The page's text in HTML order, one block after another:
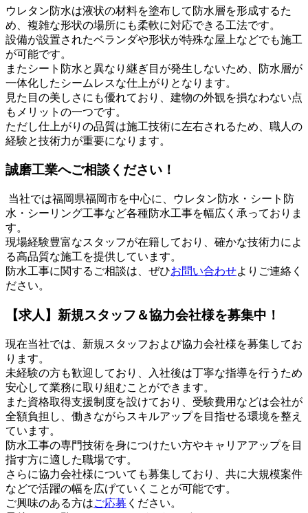
ウレタン防水は液状の材料を塗布して防水層を形成するた
め、複雑な形状の場所にも柔軟に対応できる工法です。
設備が設置されたベランダや形状が特殊な屋上などでも施工
が可能です。
またシート防水と異なり継ぎ目が発生しないため、防水層が
一体化したシームレスな仕上がりとなります。
見た目の美しさにも優れており、建物の外観を損なわない点
もメリットの一つです。
ただし仕上がりの品質は施工技術に左右されるため、職人の
経験と技術力が重要になります。
誠磨工業へご相談ください！
当社では福岡県福岡市を中心に、ウレタン防水・シート防
水・シーリング工事など各種防水工事を幅広く承っておりま
す。
現場経験豊富なスタッフが在籍しており、確かな技術力によ
る高品質な施工を提供しています。
防水工事に関するご相談は、ぜひお問い合わせよりご連絡く
ださい。
【求人】新規スタッフ＆協力会社様を募集中！
現在当社では、新規スタッフおよび協力会社様を募集してお
ります。
未経験の方も歓迎しており、入社後は丁寧な指導を行うため
安心して業務に取り組むことができます。
また資格取得支援制度を設けており、受験費用などは会社が
全額負担し、働きながらスキルアップを目指せる環境を整え
ています。
防水工事の専門技術を身につけたい方やキャリアアップを目
指す方に適した職場です。
さらに協力会社様についても募集しており、共に大規模案件
などで活躍の幅を広げていくことが可能です。
ご興味のある方はご応募 ください。